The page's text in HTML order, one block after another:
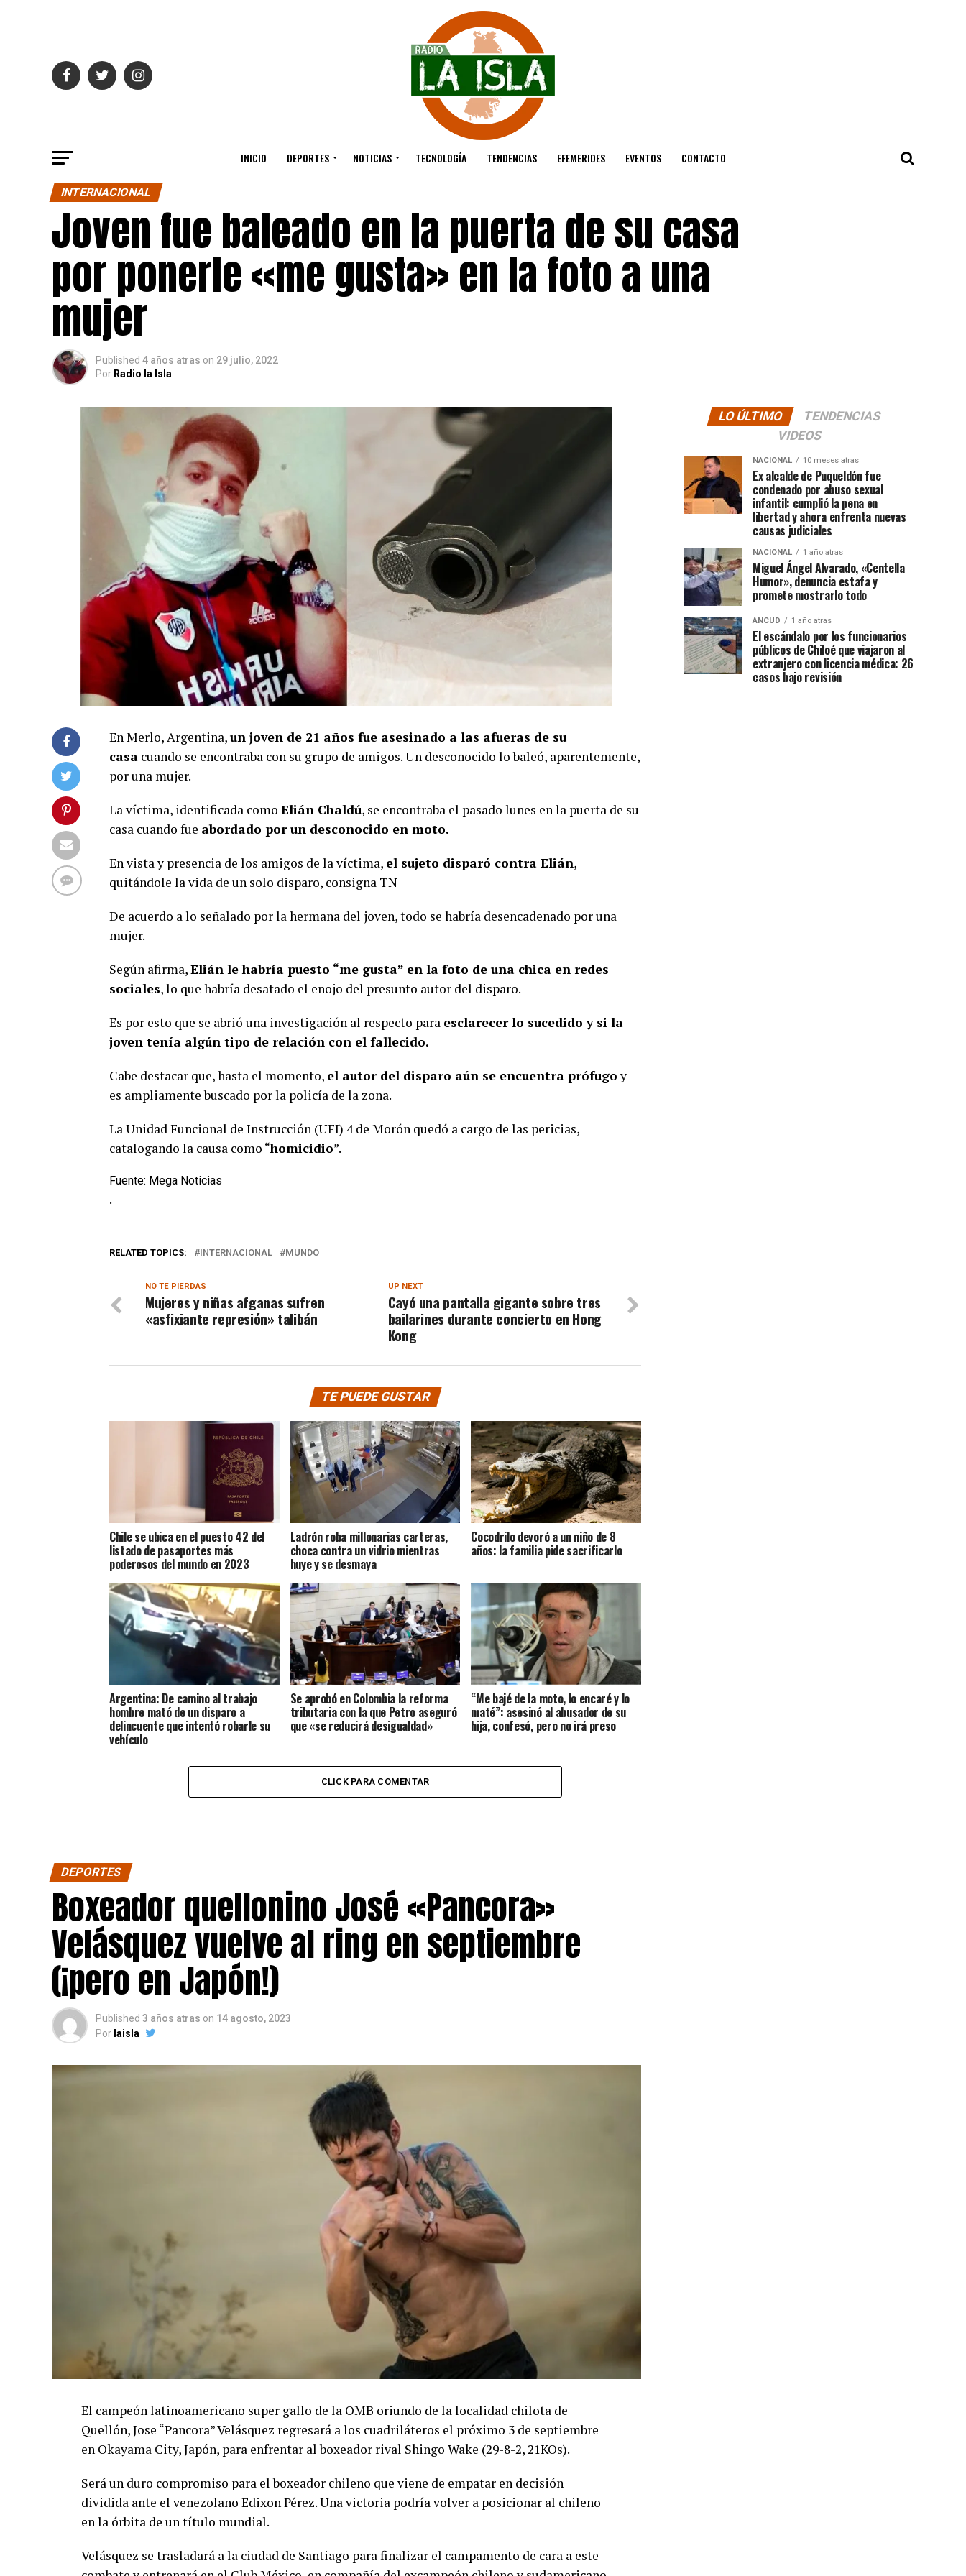
INICIO DEPORTES NOTICIAS TECNOLOGÍA TENDENCIAS EFEMERIDES EVENTOS CONTACTO
INTERNACIONAL
Joven fue baleado en la puerta de su casa
por ponerle «me gusta» en la foto a una
mujer
Published 4 años atras on 29 julio, 2022
Por Radio la Isla
En Merlo, Argentina,un joven de 21 años fue asesinado a las afueras de su
casa cuando se encontraba con su grupo de amigos. Un desconocido lo baleó, aparentemente,
por una mujer.
La víctima, identificada como Elián Chaldú, se encontraba el pasado lunes en la puerta de su
casa cuando fue abordado por un desconocido en moto.
En vista y presencia de los amigos de la víctima, el sujeto disparó contra Elián,
quitándole la vida de un solo disparo, consigna TN
De acuerdo a lo señalado por la hermana del joven, todo se habría desencadenado por una
mujer.
Según afirma,Elián le habría puesto “me gusta” en la foto de una chica en redes
sociales, lo que habría desatado el enojo del presunto autor del disparo.
Es por esto que se abrió una investigación al respecto para esclarecer lo sucedido y si la
joven tenía algún tipo de relación con el fallecido.
Cabe destacar que, hasta el momento, el autor del disparo aún se encuentra prófugoy
es ampliamente buscado por la policía de la zona.
La Unidad Funcional de Instrucción (UFI) 4 de Morón quedó a cargo de las pericias,
catalogando la causa como “homicidio”.
Fuente: Mega Noticias
.
RELATED TOPICS: INTERNACIONAL MUNDO
UP NEXT
Cayó una pantalla gigante sobre tres
bailarines durante concierto en Hong
Kong
NO TE PIERDAS
Mujeres y niñas afganas sufren
«asfixiante represión» talibán
TE PUEDE GUSTAR
Chile se ubica en el puesto 42 del
listado de pasaportes más
poderosos del mundo en 2023
Ladrón roba millonarias carteras,
choca contra un vidrio mientras
huye y se desmaya
Cocodrilo devoró a un niño de 8
años: la familia pide sacrificarlo
Argentina: De camino al trabajo
hombre mató de un disparo a
delincuente que intentó robarle su
vehículo
Se aprobó en Colombia la reforma
tributaria con la que Petro aseguró
que «se reducirá desigualdad»
“Me bajé de la moto, lo encaré y lo
maté”: asesinó al abusador de su
hija, confesó, pero no irá preso
CLICK PARA COMENTAR
DEPORTES
Boxeador quellonino José «Pancora»
Velásquez vuelve al ring en septiembre
(¡pero en Japón!)
Published 3 años atras on 14 agosto, 2023
Por laisla
El campeón latinoamericano super gallo de la OMB oriundo de la localidad chilota de
Quellón, Jose “Pancora” Velásquez regresará a los cuadriláteros el próximo 3 de septiembre
en Okayama City, Japón, para enfrentar al boxeador rival Shingo Wake (29-8-2, 21KOs).
Será un duro compromiso para el boxeador chileno que viene de empatar en decisión
dividida ante el venezolano Edixon Pérez. Una victoria podría volver a posicionar al chileno
en la órbita de un título mundial.
Velásquez se trasladará a la ciudad de Santiago para finalizar el campamento de cara a este
LO ÚLTIMO
TENDENCIAS
VIDEOS
NACIONAL 10 meses atras
Ex alcalde de Puqueldón fue
condenado por abuso sexual
infantil: cumplió la pena en
libertad y ahora enfrenta nuevas
causas judiciales
NACIONAL 1 año atras
Miguel Ángel Alvarado, «Centella
Humor», denuncia estafa y
promete mostrarlo todo
ANCUD 1 año atras
El escándalo por los funcionarios
públicos de Chiloé que viajaron al
extranjero con licencia médica: 26
casos bajo revisión